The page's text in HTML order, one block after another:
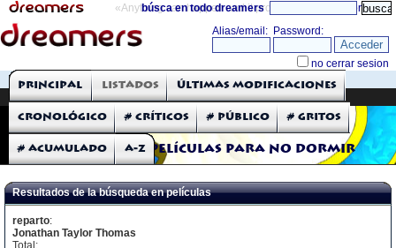
«Anything can happen and it probably will» directorio
búsca en todo dreamers
THE DREAMERS
Críticas: Películas
Películas para no dormir
Principal Listados Últimas modificaciones
Cronológico # Críticos # Público # Gritos
# Acumulado A-Z
Resultados de la búsqueda en películas
reparto:
Jonathan Taylor Thomas
Total: